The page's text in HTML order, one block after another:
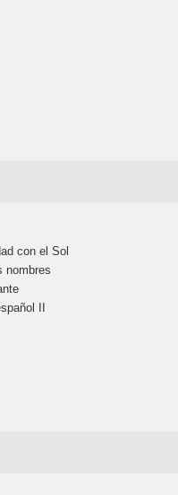
con el Sol
nombres
II